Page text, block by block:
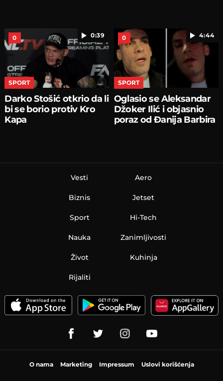
0:39
0
SPORT
Darko Stošić otkrio da li
bi se borio protiv Kro
Kapa
4:44
0
SPORT
Oglasio se Aleksandar
Džoker Ilić i objasnio
poraz od Đanija Barbira
Vesti
Biznis
Sport
Nauka
Aero
Jetset
Hi-Tech
Zanimljivosti
Život Kuhinja
Rijaliti
O nama Marketing Impressum Uslovi korišćenja